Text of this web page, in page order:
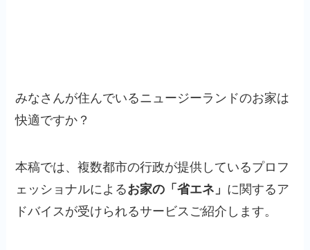
みなさんが住んでいるニュージーランドのお家は
快適ですか？
本稿では、複数都市の行政が提供しているプロフ
ェッショナルによるお家の「省エネ」 に関するア
ドバイスが受けられるサービスご紹介します。